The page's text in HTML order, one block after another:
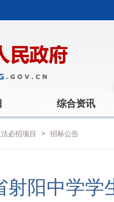
综合资讯
必招项目 > 招标公告
射阳中学学